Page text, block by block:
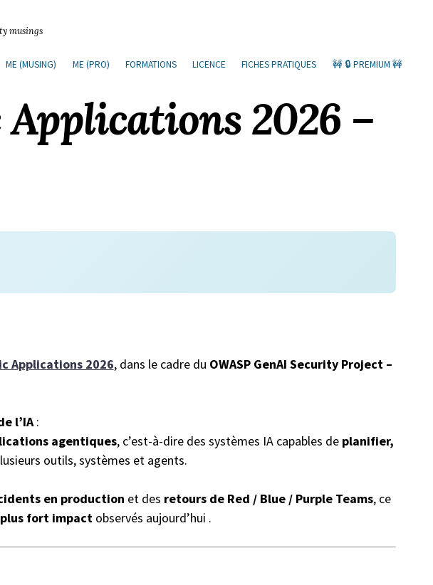
musings
ME (MUSING) ME (PRO) FORMATIONS LICENCE FICHES PRATIQUES 🚧 🔒 PREMIUM 🚧
Applications 2026 –
Applications 2026, dans le cadre du OWASP GenAI Security Project –
l’IA:
agentiques, c’est-à-dire des systèmes IA capables de planifier,
outils, systèmes et agents.
en production et des retours de Red / Blue / Purple Teams, ce
fort impactobservés aujourd’hui .